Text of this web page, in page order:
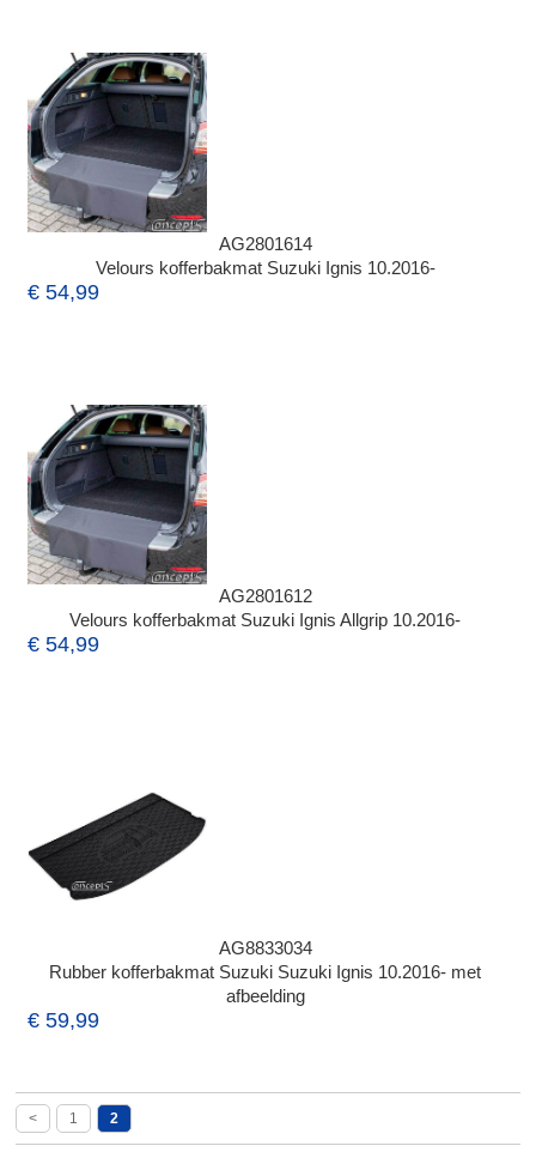
AG2801614
Velours kofferbakmat Suzuki Ignis 10.2016-
€ 54,99
AG2801612
Velours kofferbakmat Suzuki Ignis Allgrip 10.2016-
€ 54,99
AG8833034
Rubber kofferbakmat Suzuki Suzuki Ignis 10.2016- met
afbeelding
€ 59,99
< 1 2